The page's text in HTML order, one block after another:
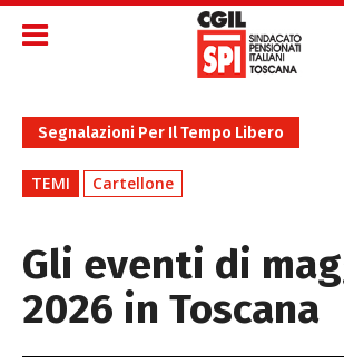
Segnalazioni Per Il Tempo Libero
TEMI Cartellone
Gli eventi di
2026 in Toscana